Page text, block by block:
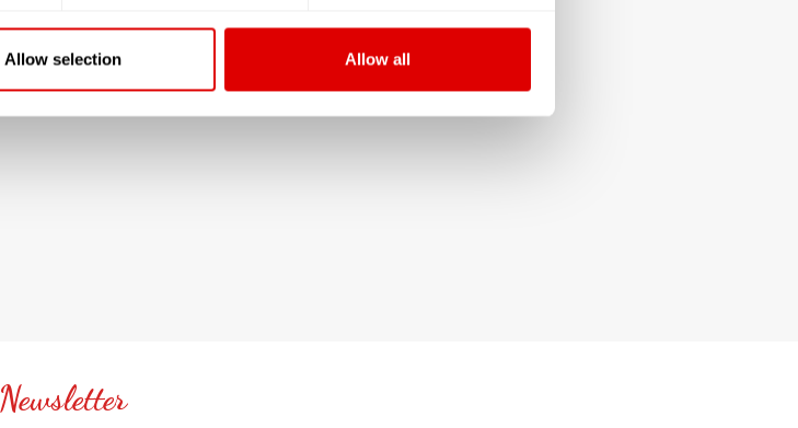
Allow selection Allow all
Newsletter